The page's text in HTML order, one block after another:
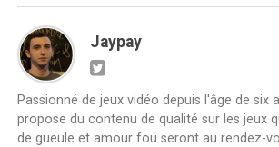
Jaypay
Passionné de jeux vidéo depuis l'âge de six
propose du contenu de qualité sur les jeux
de gueule et amour fou seront au rendez-